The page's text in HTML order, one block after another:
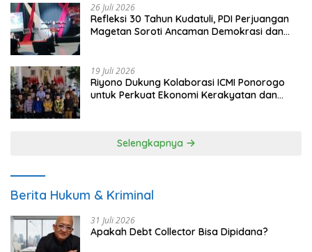
26 Juli 2026
Refleksi 30 Tahun Kudatuli, PDI Perjuangan
Magetan Soroti Ancaman Demokrasi dan
19 Juli 2026
Riyono Dukung Kolaborasi ICMI Ponorogo
untuk Perkuat Ekonomi Kerakyatan dan
Selengkapnya
Berita Hukum & Kriminal
31 Juli 2026
Apakah Debt Collector Bisa Dipidana?